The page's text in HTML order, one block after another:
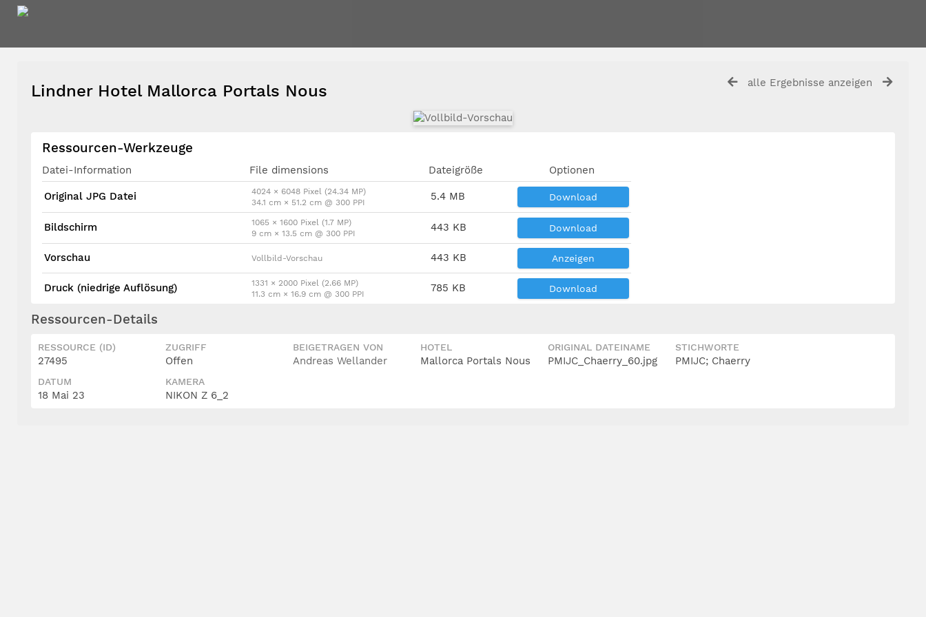
alle Ergebnisse anzeigen
Lindner Hotel Mallorca Portals Nous
Ressourcen-Werkzeuge
Datei-Information File dimensions Dateigröße Optionen
Original JPG Datei
4024 × 6048 Pixel (24.34 MP)
34.1 cm × 51.2 cm @ 300 PPI
5.4 MB Download
Bildschirm
1065 × 1600 Pixel (1.7 MP)
9 cm × 13.5 cm @ 300 PPI
443 KB Download
Vorschau Vollbild-Vorschau 443 KB Anzeigen
Druck (niedrige Auflösung)
1331 × 2000 Pixel (2.66 MP)
11.3 cm × 16.9 cm @ 300 PPI
785 KB Download
Ressourcen-Details
RESSOURCE (ID)
27495
ZUGRIFF
Offen
BEIGETRAGEN VON
Andreas Wellander
HOTEL
Mallorca Portals Nous
ORIGINAL DATEINAME
PMIJC_Chaerry_60.jpg
STICHWORTE
PMIJC; Chaerry
DATUM
18 Mai 23
KAMERA
NIKON Z 6_2